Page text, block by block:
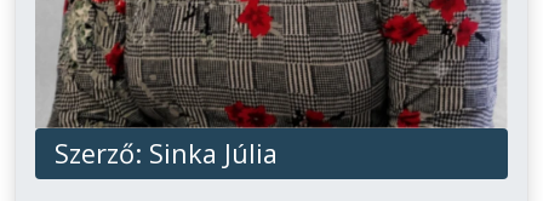
Szerző: Sinka Júlia